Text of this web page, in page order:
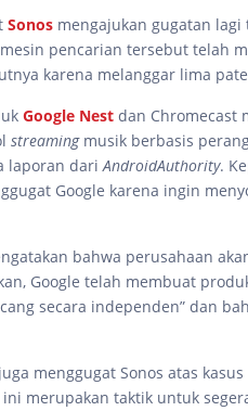
Sonos mengajukan gugatan lagi
pencarian tersebut telah
karena melanggar lima
Google Nest dan Chromecast
streaming musik berbasis
laporan dariAndroidAuthority.
Google karena ingin
bahwa perusahaan
Google telah membuat
secara independen” dan
menggugat Sonos atas
merupakan taktik untuk